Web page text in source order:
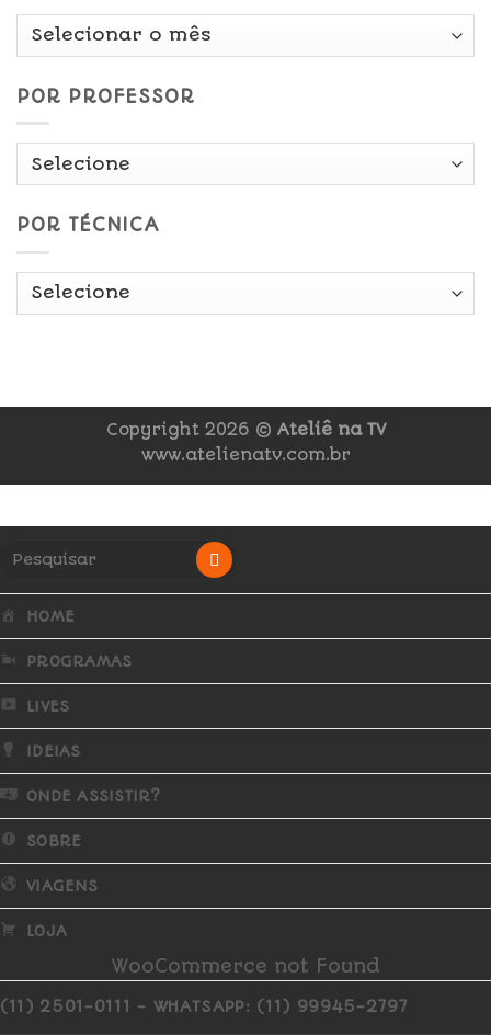
Por
POR PROFESSOR
POR TÉCNICA
Copyright 2026 © Ateliê na TV
www.atelienatv.com.br
HOME
PROGRAMAS
LIVES
IDEIAS
ONDE ASSISTIR?
SOBRE
VIAGENS
LOJA
WooCommerce not Found
(11) 2501-0111 - WHATSAPP: (11) 99945-2797